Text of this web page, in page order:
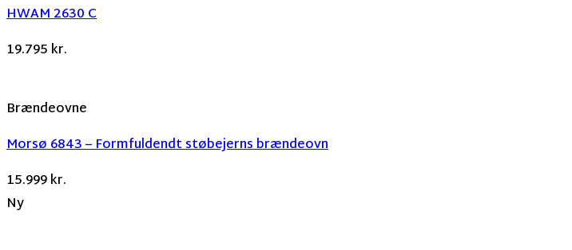
HWAM 2630 C
19.795 kr.
Brændeovne
Morsø 6843 – Formfuldendt støbejerns brændeovn
15.999kr.
Ny